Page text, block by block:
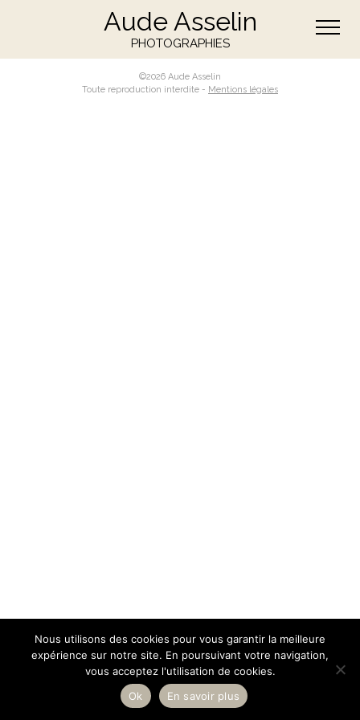
Aude Asselin
PHOTOGRAPHIES
©2026 Aude Asselin
Toute reproduction interdite - Mentions légales
Nous utilisons des cookies pour vous garantir la meilleure
expérience sur notre site. En poursuivant votre navigation,
vous acceptez l'utilisation de cookies.
Ok
En savoir plus